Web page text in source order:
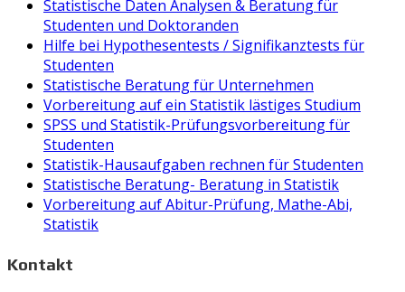
Statistische Daten Analysen & Beratung für
Studenten und Doktoranden
Hilfe bei Hypothesentests / Signifikanztests für
Studenten
Statistische Beratung für Unternehmen
Vorbereitung auf ein Statistik lästiges Studium
SPSS und Statistik-Prüfungsvorbereitung für
Studenten
Statistik-Hausaufgaben rechnen für Studenten
Statistische Beratung- Beratung in Statistik
Vorbereitung auf Abitur-Prüfung, Mathe-Abi,
Statistik
Kontakt